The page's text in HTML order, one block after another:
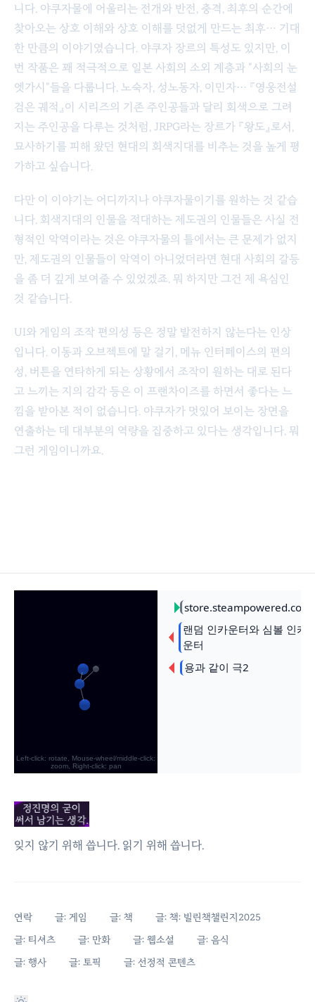
니다. 야쿠자물에 어울리는 전개와 반전, 충격, 최후의 순간에
찾아오는 상호 이해와 상호 이해를 덧없게 만드는 최후… 기대
한 만큼의 이야기였습니다. 야쿠자 장르의 특성도 있지만, 이
번 작품은 꽤 적극적으로 일본 사회의 소외 계층과 "사회의 눈
엣가시"들을 다룹니다. 노숙자, 성노동자, 이민자… 『영웅전설
검은 궤적』이 시리즈의 기존 주인공들과 달리 회색으로 그려
지는 주인공을 다루는 것처럼, JRPG라는 장르가 『왕도』로서,
묘사하기를 피해 왔던 현대의 회색지대를 비추는 것을 높게 평
가하고 싶습니다.
다만 이 이야기는 어디까지나 야쿠자물이기를 원하는 것 같습
니다. 회색지대의 인물을 적대하는 제도권의 인물들은 사실 전
형적인 악역이라는 것은 야쿠자물의 틀에서는 큰 문제가 없지
만, 제도권의 인물들이 악역이 아니었더라면 현대 사회의 갈등
을 좀 더 깊게 보여줄 수 있었겠죠. 뭐 하지만 그건 제 욕심인
것 같습니다.
UI와 게임의 조작 편의성 등은 정말 발전하지 않는다는 인상
입니다. 이동과 오브젝트에 말 걸기, 메뉴 인터페이스의 편의
성, 버튼을 연타하게 되는 상황에서 조작이 원하는 대로 된다
고 느끼는 지의 감각 등은 이 프랜차이즈를 하면서 좋다는 느
낌을 받아본 적이 없습니다. 야쿠자가 멋있어 보이는 장면을
연출하는 데 대부분의 역량을 집중하고 있다는 생각입니다. 뭐
그런 게임이니까요.
잊지 않기 위해 씁니다. 읽기 위해 씁니다.
연락 글: 게임 글: 책
글: 책: 빌린책챌린지2025
글: 티셔츠
글: 만화 글: 웹소설
글: 음식
글: 행사
글: 토픽 글: 선정적 콘텐츠